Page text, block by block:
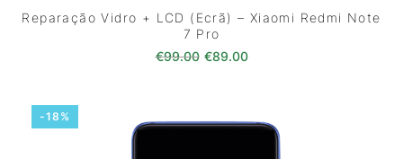
Reparação Vidro + LCD (Ecrã) – Xiaomi Redmi Note
7 Pro
€99.00 O preço original era: €99.00.
€89.00O preço atual é:
-18%